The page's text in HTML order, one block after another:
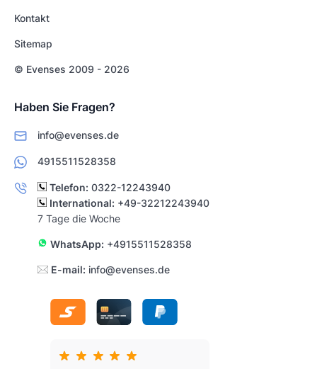
Kontakt
Sitemap
© Evenses 2009 - 2026
Haben Sie Fragen?
info@evenses.de
4915511528358
Telefon: 0322-12243940
International: +49-32212243940
7 Tage die Woche
WhatsApp: +4915511528358
E-mail: info@evenses.de